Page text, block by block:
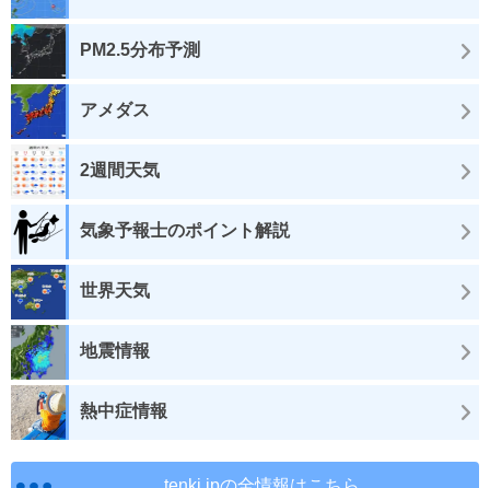
PM2.5分布予測
アメダス
2週間天気
気象予報士のポイント解説
世界天気
地震情報
熱中症情報